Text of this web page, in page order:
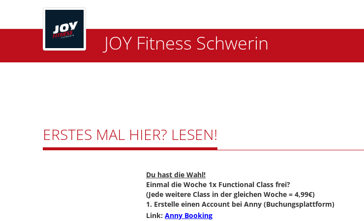
JOY Fitness Schwerin
ERSTES MAL HIER? LESEN!
Du hast die Wahl!
Einmal die Woche 1x Functional Class frei?
(Jede weitere Class in der gleichen Woche = 4,99€)
1. Erstelle einen Account bei Anny (Buchungsplattform)
Link: Anny Booking